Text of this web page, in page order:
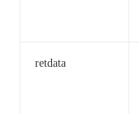
retdata